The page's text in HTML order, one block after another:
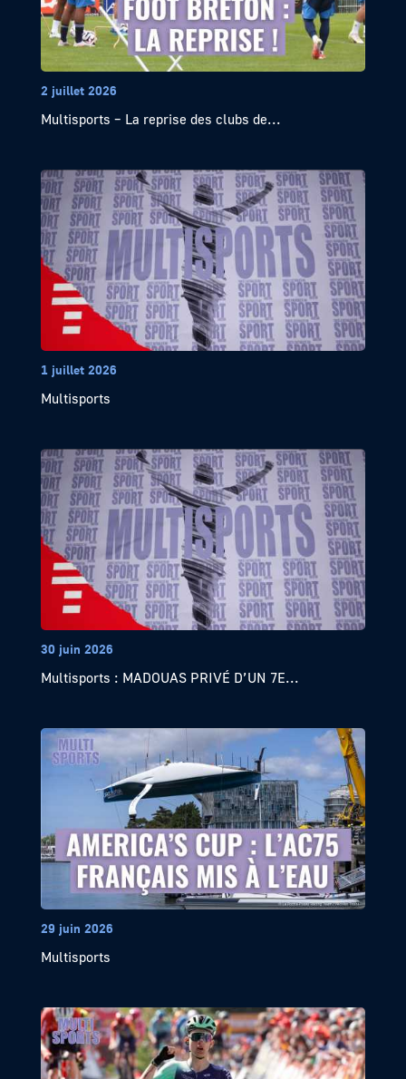
2 juillet 2026
Multisports – La reprise des clubs de...
1 juillet 2026
Multisports
30 juin 2026
Multisports : MADOUAS PRIVÉ D’UN 7E...
29 juin 2026
Multisports